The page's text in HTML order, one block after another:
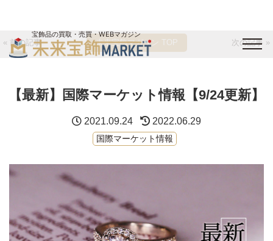
宝飾品の買取・売買・WEBマガジン
未来宝飾マガジン
運営会社
« 前の記事 未来宝飾マガジン TOP 次の記事 »
【最新】国際マーケット情報【9/24更新】
2021.09.24 2022.06.29
国際マーケット情報